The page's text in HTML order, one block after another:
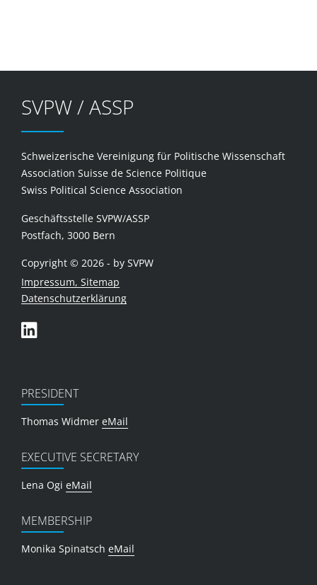
SVPW / ASSP
Schweizerische Vereinigung für Politische Wissenschaft
Association Suisse de Science Politique
Swiss Political Science Association
Geschäftsstelle SVPW/ASSP
Postfach, 3000 Bern
Copyright © 2026 - by SVPW
Impressum, Sitemap
Datenschutzerklärung
PRESIDENT
Thomas Widmer eMail
EXECUTIVE SECRETARY
Lena Ogi eMail
MEMBERSHIP
Monika Spinatsch eMail